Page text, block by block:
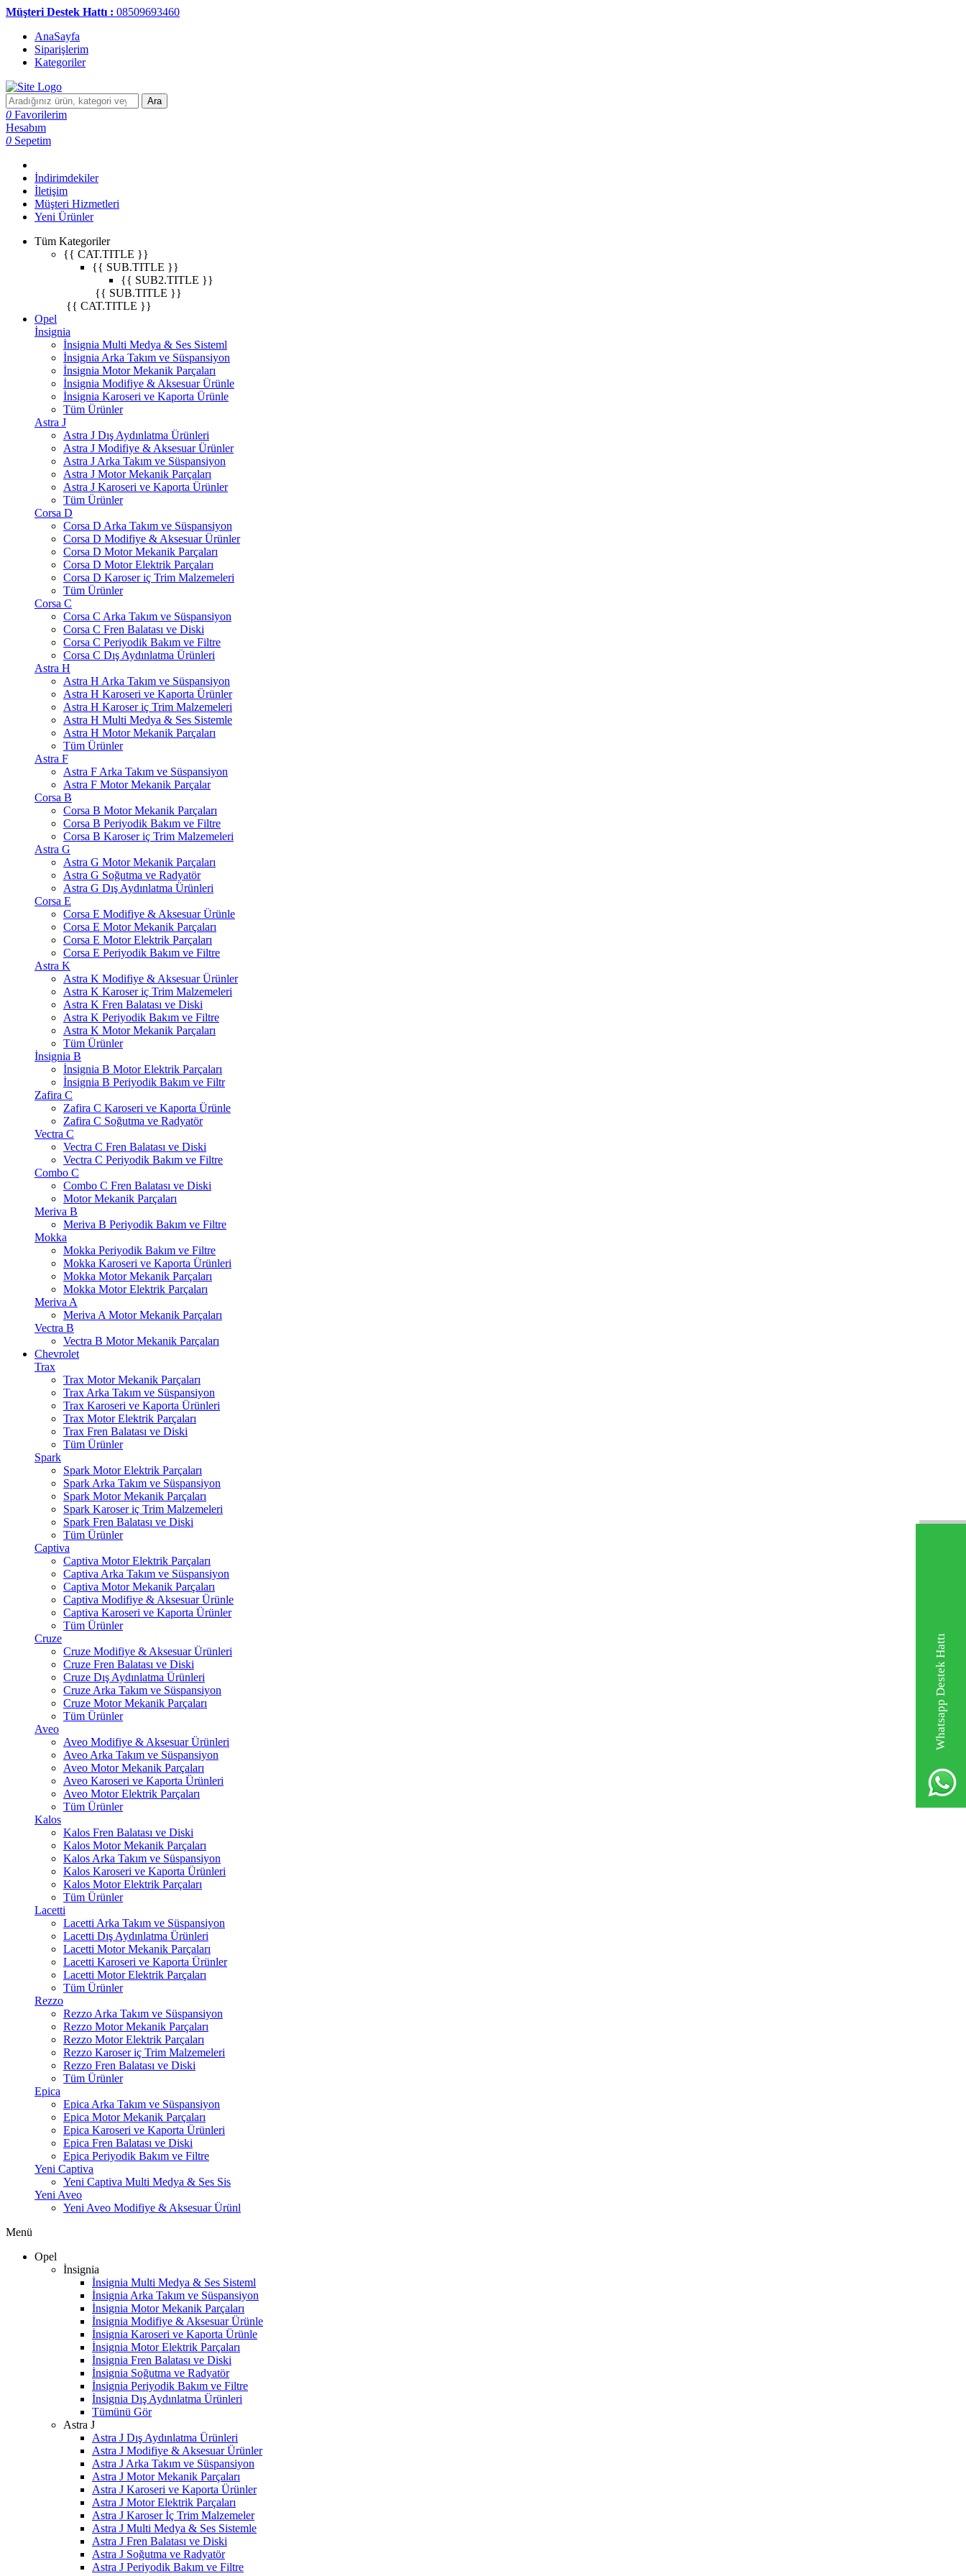
Whatsapp Destek Hattı
Müşteri Destek Hattı : 08509693460
AnaSayfa
Siparişlerim
Kategoriler
Ara
0 Favorilerim
Hesabım
0 Sepetim
İndirimdekiler
İletişim
Müşteri Hizmetleri
Yeni Ürünler
Tüm Kategoriler
{{ CAT.TITLE }}
{{ SUB.TITLE }}
{{ SUB2.TITLE }}
{{ SUB.TITLE }}
{{ CAT.TITLE }}
Opel
İnsignia
İnsignia Multi Medya & Ses Sisteml
İnsignia Arka Takım ve Süspansiyon
İnsignia Motor Mekanik Parçaları
İnsignia Modifiye & Aksesuar Ürünle
İnsignia Karoseri ve Kaporta Ürünle
Tüm Ürünler
Astra J
Astra J Dış Aydınlatma Ürünleri
Astra J Modifiye & Aksesuar Ürünler
Astra J Arka Takım ve Süspansiyon
Astra J Motor Mekanik Parçaları
Astra J Karoseri ve Kaporta Ürünler
Tüm Ürünler
Corsa D
Corsa D Arka Takım ve Süspansiyon
Corsa D Modifiye & Aksesuar Ürünler
Corsa D Motor Mekanik Parçaları
Corsa D Motor Elektrik Parçaları
Corsa D Karoser iç Trim Malzemeleri
Tüm Ürünler
Corsa C
Corsa C Arka Takım ve Süspansiyon
Corsa C Fren Balatası ve Diski
Corsa C Periyodik Bakım ve Filtre
Corsa C Dış Aydınlatma Ürünleri
Astra H
Astra H Arka Takım ve Süspansiyon
Astra H Karoseri ve Kaporta Ürünler
Astra H Karoser iç Trim Malzemeleri
Astra H Multi Medya & Ses Sistemle
Astra H Motor Mekanik Parçaları
Tüm Ürünler
Astra F
Astra F Arka Takım ve Süspansiyon
Astra F Motor Mekanik Parçalar
Corsa B
Corsa B Motor Mekanik Parçaları
Corsa B Periyodik Bakım ve Filtre
Corsa B Karoser iç Trim Malzemeleri
Astra G
Astra G Motor Mekanik Parçaları
Astra G Soğutma ve Radyatör
Astra G Dış Aydınlatma Ürünleri
Corsa E
Corsa E Modifiye & Aksesuar Ürünle
Corsa E Motor Mekanik Parçaları
Corsa E Motor Elektrik Parçaları
Corsa E Periyodik Bakım ve Filtre
Astra K
Astra K Modifiye & Aksesuar Ürünler
Astra K Karoser iç Trim Malzemeleri
Astra K Fren Balatası ve Diski
Astra K Periyodik Bakım ve Filtre
Astra K Motor Mekanik Parçaları
Tüm Ürünler
İnsignia B
İnsignia B Motor Elektrik Parçaları
İnsignia B Periyodik Bakım ve Filtr
Zafira C
Zafira C Karoseri ve Kaporta Ürünle
Zafira C Soğutma ve Radyatör
Vectra C
Vectra C Fren Balatası ve Diski
Vectra C Periyodik Bakım ve Filtre
Combo C
Combo C Fren Balatası ve Diski
Motor Mekanik Parçaları
Meriva B
Meriva B Periyodik Bakım ve Filtre
Mokka
Mokka Periyodik Bakım ve Filtre
Mokka Karoseri ve Kaporta Ürünleri
Mokka Motor Mekanik Parçaları
Mokka Motor Elektrik Parçaları
Meriva A
Meriva A Motor Mekanik Parçaları
Vectra B
Vectra B Motor Mekanik Parçaları
Chevrolet
Trax
Trax Motor Mekanik Parçaları
Trax Arka Takım ve Süspansiyon
Trax Karoseri ve Kaporta Ürünleri
Trax Motor Elektrik Parçaları
Trax Fren Balatası ve Diski
Tüm Ürünler
Spark
Spark Motor Elektrik Parçaları
Spark Arka Takım ve Süspansiyon
Spark Motor Mekanik Parçaları
Spark Karoser iç Trim Malzemeleri
Spark Fren Balatası ve Diski
Tüm Ürünler
Captiva
Captiva Motor Elektrik Parçaları
Captiva Arka Takım ve Süspansiyon
Captiva Motor Mekanik Parçaları
Captiva Modifiye & Aksesuar Ürünle
Captiva Karoseri ve Kaporta Ürünler
Tüm Ürünler
Cruze
Cruze Modifiye & Aksesuar Ürünleri
Cruze Fren Balatası ve Diski
Cruze Dış Aydınlatma Ürünleri
Cruze Arka Takım ve Süspansiyon
Cruze Motor Mekanik Parçaları
Tüm Ürünler
Aveo
Aveo Modifiye & Aksesuar Ürünleri
Aveo Arka Takım ve Süspansiyon
Aveo Motor Mekanik Parçaları
Aveo Karoseri ve Kaporta Ürünleri
Aveo Motor Elektrik Parçaları
Tüm Ürünler
Kalos
Kalos Fren Balatası ve Diski
Kalos Motor Mekanik Parçaları
Kalos Arka Takım ve Süspansiyon
Kalos Karoseri ve Kaporta Ürünleri
Kalos Motor Elektrik Parçaları
Tüm Ürünler
Lacetti
Lacetti Arka Takım ve Süspansiyon
Lacetti Dış Aydınlatma Ürünleri
Lacetti Motor Mekanik Parçaları
Lacetti Karoseri ve Kaporta Ürünler
Lacetti Motor Elektrik Parçaları
Tüm Ürünler
Rezzo
Rezzo Arka Takım ve Süspansiyon
Rezzo Motor Mekanik Parçaları
Rezzo Motor Elektrik Parçaları
Rezzo Karoser iç Trim Malzemeleri
Rezzo Fren Balatası ve Diski
Tüm Ürünler
Epica
Epica Arka Takım ve Süspansiyon
Epica Motor Mekanik Parçaları
Epica Karoseri ve Kaporta Ürünleri
Epica Fren Balatası ve Diski
Epica Periyodik Bakım ve Filtre
Yeni Captiva
Yeni Captiva Multi Medya & Ses Sis
Yeni Aveo
Yeni Aveo Modifiye & Aksesuar Ürünl
Menü
Opel
İnsignia
İnsignia Multi Medya & Ses Sisteml
İnsignia Arka Takım ve Süspansiyon
İnsignia Motor Mekanik Parçaları
İnsignia Modifiye & Aksesuar Ürünle
İnsignia Karoseri ve Kaporta Ürünle
İnsignia Motor Elektrik Parçaları
İnsignia Fren Balatası ve Diski
İnsignia Soğutma ve Radyatör
İnsignia Periyodik Bakım ve Filtre
İnsignia Dış Aydınlatma Ürünleri
Tümünü Gör
Astra J
Astra J Dış Aydınlatma Ürünleri
Astra J Modifiye & Aksesuar Ürünler
Astra J Arka Takım ve Süspansiyon
Astra J Motor Mekanik Parçaları
Astra J Karoseri ve Kaporta Ürünler
Astra J Motor Elektrik Parçaları
Astra J Karoser İç Trim Malzemeler
Astra J Multi Medya & Ses Sistemle
Astra J Fren Balatası ve Diski
Astra J Soğutma ve Radyatör
Astra J Periyodik Bakım ve Filtre